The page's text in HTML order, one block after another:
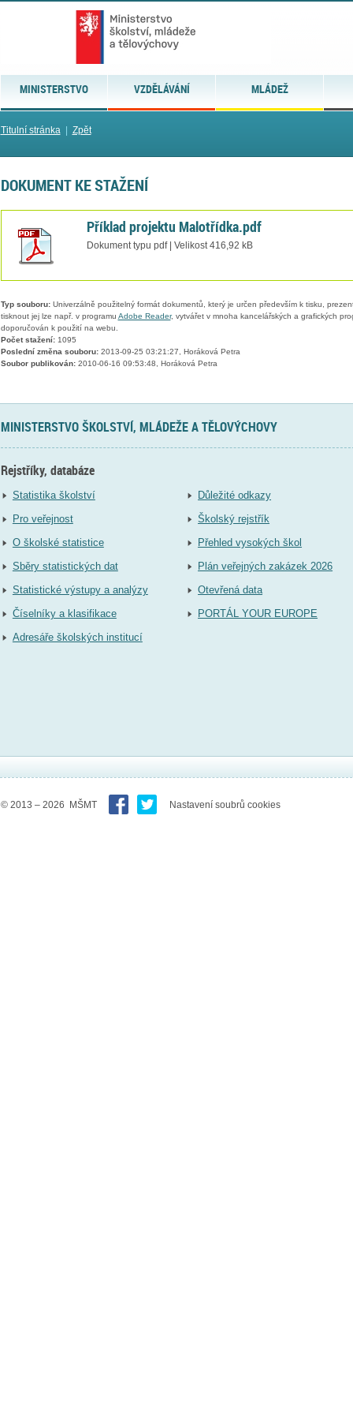
MINISTERSTVO VZDĚLÁVÁNÍ MLÁDEŽ
Titulní stránka| Zpět
DOKUMENT KE STAŽENÍ
Příklad projektu Malotřídka.pdf
Dokument typu pdf | Velikost 416,92 kB
Typ souboru:Univerzálně použitelný formát dokumentů, který je určen především k tisku,
tisknout jej lze např. v programu Adobe Reader, vytvářet v mnoha kancelářských a grafických
doporučován k použití na webu.
Počet stažení:1095
Poslední změna souboru:2013-09-25 03:21:27, Horáková Petra
Soubor publikován:2010-06-16 09:53:48, Horáková Petra
MINISTERSTVO ŠKOLSTVÍ, MLÁDEŽE A TĚLOVÝCHOVY
Rejstříky, databáze
Statistika školství
Pro veřejnost
O školské statistice
Sběry statistických dat
Statistické výstupy a analýzy
Číselníky a klasifikace
Adresáře školských institucí
Důležité odkazy
Školský rejstřík
Přehled vysokých škol
Plán veřejných zakázek 2026
Otevřená data
PORTÁL YOUR EUROPE
© 2013 – 2026 MŠMT Nastavení soubrů cookies